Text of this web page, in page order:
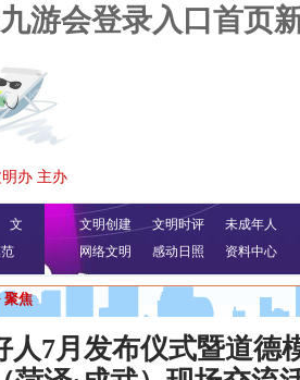
游会登录入口首页
办 主办
文
文明创建 文明时评
未成年人
网络文明
感动日照 资料中心
聚焦
人7月发布仪式暨道德